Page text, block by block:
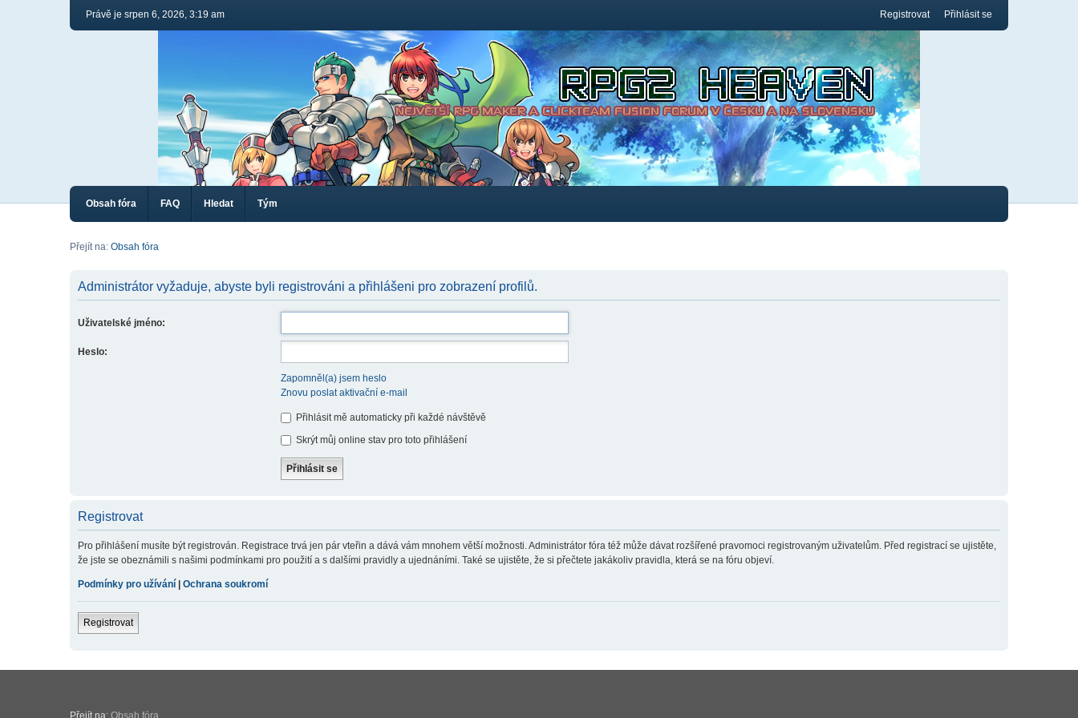
Právě je srpen 6, 2026, 3:19 am Registrovat Přihlásit se
Obsah fóra FAQ Hledat Tým
Přejít na: Obsah fóra
Administrátor vyžaduje, abyste byli registrováni a přihlášeni pro zobrazení profilů.
Uživatelské jméno:
Heslo:
Zapomněl(a) jsem heslo
Znovu poslat aktivační e-mail
Přihlásit mě automaticky při každé návštěvě
Skrýt můj online stav pro toto přihlášení
Registrovat
Pro přihlášení musíte být registrován. Registrace trvá jen pár vteřin a dává vám mnohem větší možnosti. Administrátor fóra též může dávat rozšířené pravomoci registrovaným uživatelům. Před registrací se ujistěte,
že jste se obeznámili s našimi podmínkami pro použití a s dalšími pravidly a ujednáními. Také se ujistěte, že si přečtete jakákoliv pravidla, která se na fóru objeví.
Podmínky pro užívání Ochrana soukromí
Registrovat
Přejít na: Obsah fóra